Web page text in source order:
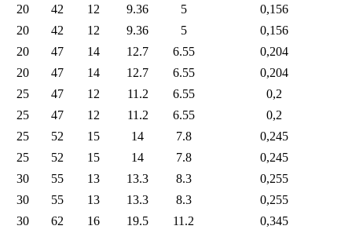
20
42 12 9.36 5
0,156
20
42 12 9.36 5
0,156
20
47 14 12.7 6.55
0,204
20
47 14 12.7 6.55
0,204
25
47 12 11.2 6.55
0,2
25
47 12 11.2 6.55
0,2
25
52 15 14 7.8
0,245
25
52 15 14 7.8
0,245
30
55 13 13.3 8.3
0,255
30
55 13 13.3 8.3
0,255
30
62 16 19.5 11.2 0,345